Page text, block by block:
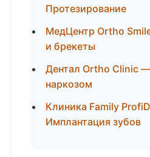
Протезирование
МедЦентр Ortho
и брекеты
Дентал Ortho Clinic
наркозом
Клиника Family
Имплантация зубов